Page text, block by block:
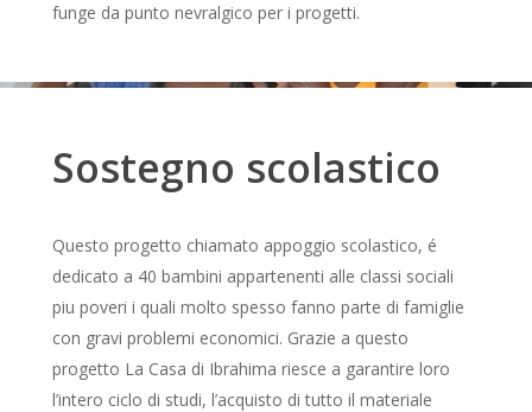
funge da punto nevralgico per i progetti.
Sostegno scolastico
Questo progetto chiamato appoggio scolastico, é
dedicato a 40 bambini appartenenti alle classi sociali
piu poveri i quali molto spesso fanno parte di famiglie
con gravi problemi economici. Grazie a questo
progetto La Casa di Ibrahima riesce a garantire loro
l’intero ciclo di studi, l’acquisto di tutto il materiale